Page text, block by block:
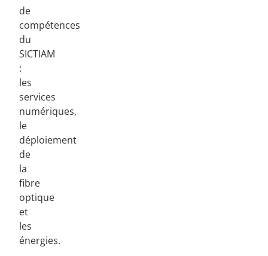
de
compétences
du
SICTIAM
:
les
services
numériques,
le
déploiement
de
la
fibre
optique
et
les
énergies.